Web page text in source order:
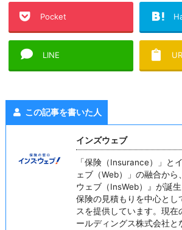
Pocket
LINE
この記事を書いた人
インズウェブ
「保険（Insurance）」と
ェブ（Web）」の融合か
ウェブ（InsWeb）』が誕
保険の見積もりを中心とし
スを提供しています。現在
ールディングス株式会社と